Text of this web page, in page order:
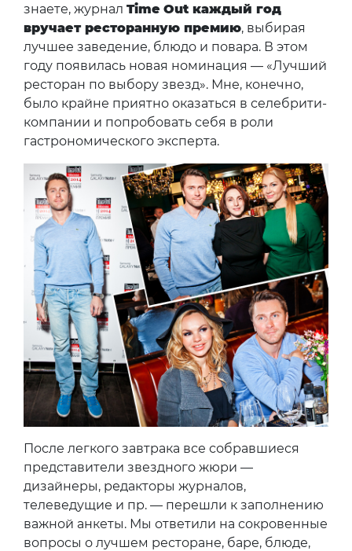
знаете, журнал Time Out каждый год
вручает ресторанную премию, выбирая
лучшее заведение, блюдо и повара. В этом
году появилась новая номинация — «Лучший
ресторан по выбору звезд». Мне, конечно,
было крайне приятно оказаться в селебрити-
компании и попробовать себя в роли
гастрономического эксперта.
После легкого завтрака все собравшиеся
представители звездного жюри —
дизайнеры, редакторы журналов,
телеведущие и пр. — перешли к заполнению
важной анкеты. Мы ответили на сокровенные
вопросы о лучшем ресторане, баре, блюде,